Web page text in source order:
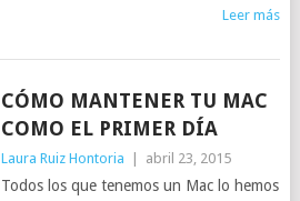
Leer más
CÓMO MANTENER TU MAC
COMO EL PRIMER DÍA
Laura Ruiz Hontoria abril 23, 2015
Todos los que tenemos un Mac lo hemos